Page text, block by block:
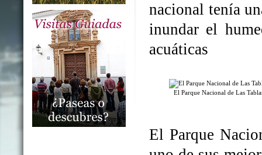
nacional tenía
inundar el
acuáticas
El Parque Nacional de Las
El Parque